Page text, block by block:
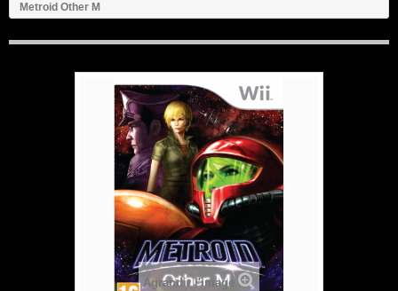
Metroid Other M
Agrandir l'image